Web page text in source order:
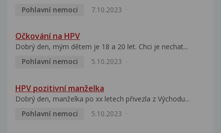
Pohlavní nemoci
7.10.2023
Očkování na HPV
Dobrý den, mým dětem je 18 a 20 let. Chci je nechat...
Pohlavní nemoci
5.10.2023
HPV pozitivní manželka
Dobrý den, manželka po xx letech přivezla z Východu...
Pohlavní nemoci
5.10.2023